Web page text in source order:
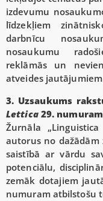
izdevumu
līdzekļiem
darbnīcu
nosaukumu
reklāmās un
atveides
3. Uzsaukums
Lettica29. numuram
Žurnāla
autorus no
saistībā ar vārdu
potenciālu,
zemāk dotajiem
numuram atbilstošu